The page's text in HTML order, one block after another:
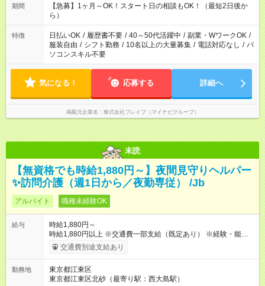
しておきたい」 「朝はゆっくりのスタートがいい」 「お昼の時
間を有効に使いたい」 など、ご希望があれば教えてください
ね。
期間
【急募】1ヶ月～OK！スタート日の相談もOK！（最短2日後か
ら）
特徴 日払いOK / 履歴書不要 / 40～50代活躍中 / 副業・WワークOK /
服装自由 / シフト勤務 / 10名以上の大量募集 / 電話対応なし / パ
ソコンスキル不要
気になる！ 応募する 詳細へ
掲載元企業名 株式会社ブレイブ（マイナビグループ）
未読
【無資格でも時給1,880円～】夜間見守りヘルパー
✨訪問介護（週1日から／夜勤専従） /Jb
アルバイト 職種未経験OK
給与
時給1,880円～
時給1,880円以上 ※交通費一部支給（既定あり） ※経験・能力を
考慮して決定します 【収入例】 週1回勤務の場合：1,880円×8時
間×4回=6万0,160円 週3回勤務の場合：1,880円×8時間×12回
月 ※ 雇用形態と給与に、本採用時と異なる部分があります。 雇
用形態：本採用時と同じです。 給与：時給 1,660円以上
交通費別途支給あり
勤務地
東京都江東区
東京都江東区北砂（最寄り駅：西大島駅）